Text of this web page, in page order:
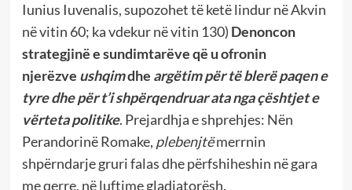
Iunius Iuvenalis, supozohet të ketë lindur në Akvin
në vitin 60; ka vdekur në vitin 130) Denoncon
strategjinë e sundimtarëve që u ofronin
njerëzve ushqimdhe argëtim për të blerë paqen e
tyre dhe për t’i shpërqendruar ata nga çështjet e
vërteta politike. Prejardhja e shprehjes: Nën
Perandorinë Romake, plebenjtëmerrnin
shpërndarje gruri falas dhe përfshiheshin në gara
me qerre, në luftime gladiatorësh.